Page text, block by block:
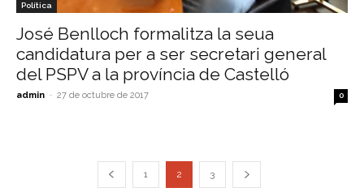
Política
José Benlloch formalitza la seua
candidatura per a ser secretari general
del PSPV a la província de Castelló
admin - 27 de octubre de 2017 0
1 2 3